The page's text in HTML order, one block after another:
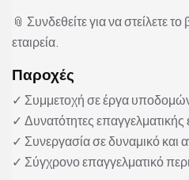
📎 Συνδεθείτε για να στείλετε
εταιρεία.
Παροχές
✓ Συμμετοχή σε έργα
✓ Δυνατότητες επαγγελματικής
✓ Συνεργασία σε δυναμικό και
✓ Σύγχρονο επαγγελματικό